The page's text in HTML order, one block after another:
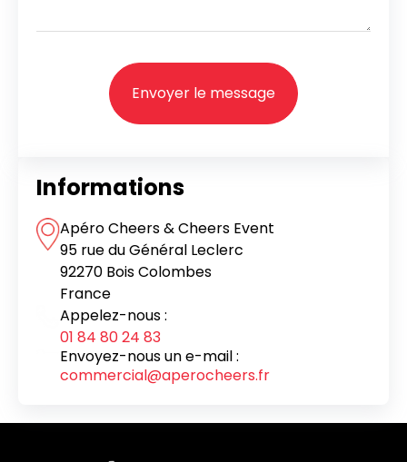
Informations
Apéro Cheers & Cheers Event
95 rue du Général Leclerc
92270 Bois Colombes
France
Appelez-nous :
01 84 80 24 83
Envoyez-nous un e-mail :
commercial@aperocheers.fr